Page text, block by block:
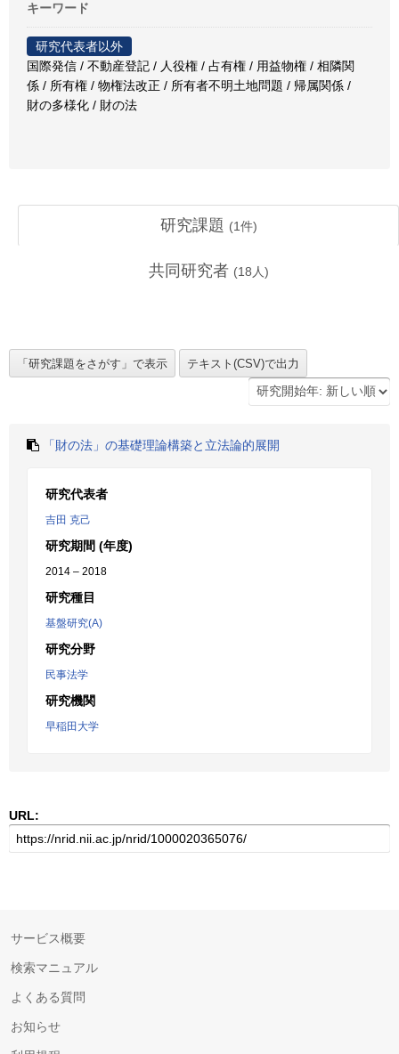
キーワード
研究代表者以外
国際発信 / 不動産登記 / 人役権 / 占有権 / 用益物権 / 相隣関
係 / 所有権 / 物権法改正 / 所有者不明土地問題 / 帰属関係 /
財の多様化 / 財の法
研究課題 (1件)
共同研究者 (18 人)
「財の法」の基礎理論構築と立法論的展開
研究代表者
吉田 克己
研究期間 (年度)
2014 – 2018
研究種目
基盤研究(A)
研究分野
民事法学
研究機関
早稲田大学
URL:
サービス概要
検索マニュアル
よくある質問
お知らせ